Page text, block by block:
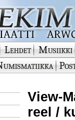
Lehdet Musiikki
View-
reel /